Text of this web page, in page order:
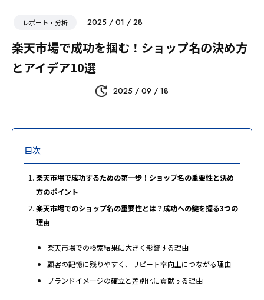
レポート・分析 2025 / 01 / 28
楽天市場で成功を掴む！ショップ名の決め方
とアイデア10選
2025 / 09 / 18
目次
楽天市場で成功するための第一歩！ショップ名の重要性と決め
方のポイント
楽天市場でのショップ名の重要性とは？成功への鍵を握る3つの
理由
楽天市場での検索結果に大きく影響する理由
顧客の記憶に残りやすく、リピート率向上につながる理由
ブランドイメージの確立と差別化に貢献する理由